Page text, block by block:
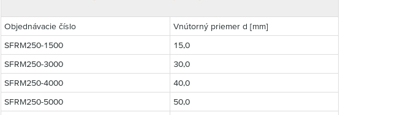
Objednávacie číslo
Vnútorný priemer d [mm]
SFRM250-1500
15,0
SFRM250-3000
30,0
SFRM250-4000
40,0
SFRM250-5000
50,0